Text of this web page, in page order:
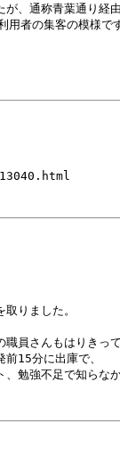
が、通称青葉通り経
用者の集客の模様で
りました。
職員さんもはりきっ
15分に出庫で、
勉強不足で知らな